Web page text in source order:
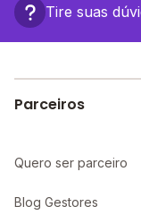
Tire suas
Parceiros
Quero ser parceiro
Blog Gestores